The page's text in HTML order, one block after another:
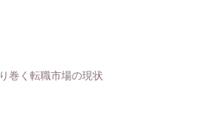
巻く転職市場の現状